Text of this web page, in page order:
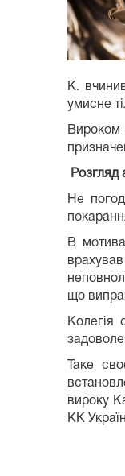
К.
умисне
Вироком
Розгляд
Не
В
що
Колегія
Таке
вироку
КК